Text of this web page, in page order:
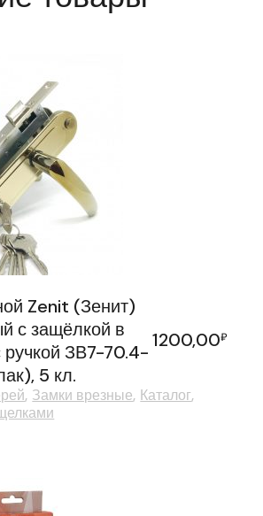
Zenit (Зенит)
с защёлкой в
ручкой ЗВ7-70.4-
5 кл.
1200,00₽
Замки врезные Каталог